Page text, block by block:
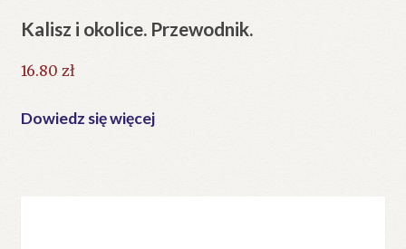
Kalisz i okolice. Przewodnik.
16.80 zł
Dowiedz się więcej